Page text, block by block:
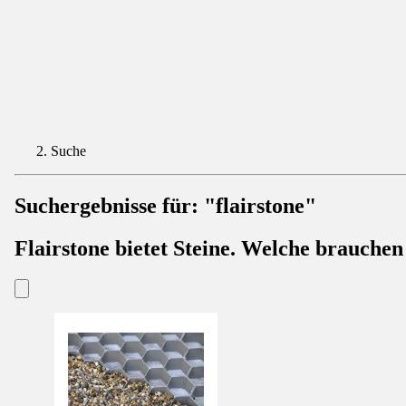
Suche
Suchergebnisse für: "flairstone"
Flairstone bietet Steine. Welche brauchen